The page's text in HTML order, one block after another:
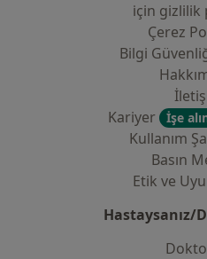
i̇çin gizlilik
Çerez
Bilgi
Kariyer
İşe
Kullanım
Basın
Etik ve
Hastaysanız/